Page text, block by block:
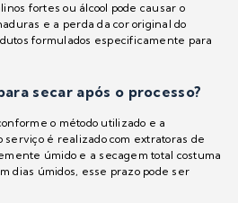
fortes ou álcool pode causar o
e a perda da cor original do
formulados especificamente para
secar após o processo?
o método utilizado e a
serviço é realizado com extratoras de
úmido e a secagem total costuma
dias úmidos, esse prazo pode ser